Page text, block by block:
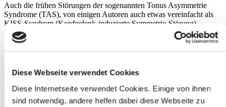
Diese Webseite verwendet Cookies
Diese Internetseite verwendet Cookies. Einige von ihnen
sind notwendig, andere helfen dabei diese Webseite zu
Auch die frühen Störungen der sogenannten Tonus Asymmetrie
Syndrome (TAS), von einigen Autoren auch etwas vereinfacht als
KISS-Syndrom (Kopfgelenk-induzierte Symmetrie-Störung)
bezeichnet, werden spezialisiert in unserer Praxis behandelt.
Unser Selbstverständnis beinhaltet den sorgsamen und einfühlsamen
Umgang mit Kindern aller Altersstufen. Das Erkennen kindlicher
Fehlentwicklungen des Bewegungsapparates kann viele spätere
Leiden und Beschwerden verhindern, dies sehen wir als eine
unserer wichtigsten Aufgaben an!
Atlastherapie nach Arlen